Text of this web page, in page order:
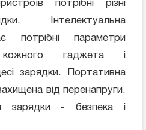
потрібні різні
Інтелектуальна
потрібні параметри
кожного гаджета і
зарядки. Портативна
від перенапруги.
зарядки - безпека і